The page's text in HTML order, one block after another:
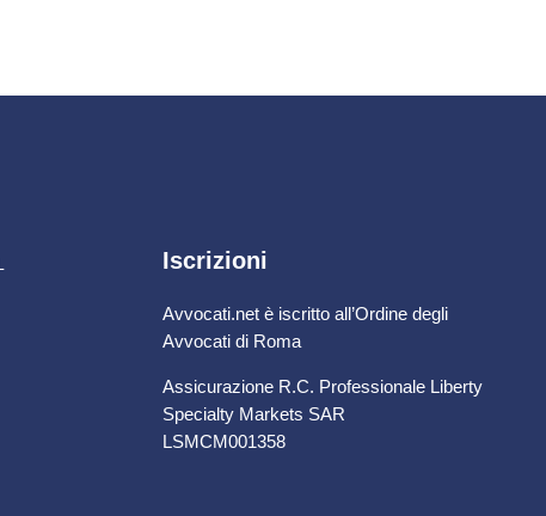
Iscrizioni
Avvocati.net è iscritto all’Ordine degli
Avvocati di Roma
Assicurazione R.C. Professionale Liberty
Specialty Markets SAR
LSMCM001358